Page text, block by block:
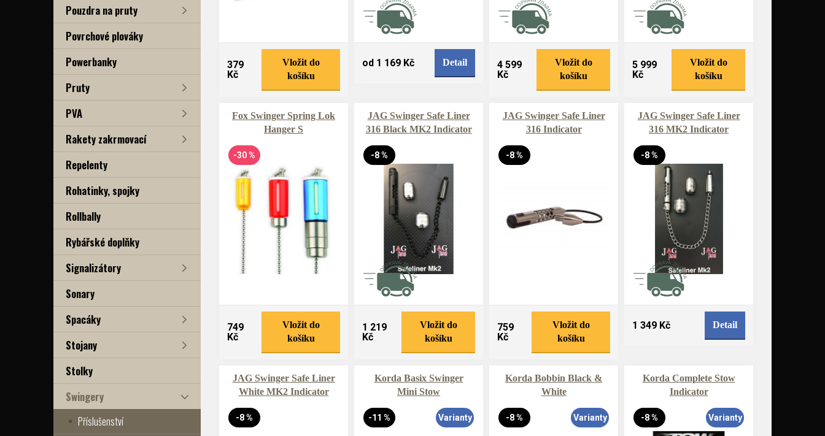
Pouzdra na pruty
Povrchové plováky
Powerbanky
Pruty
PVA
Rakety zakrmovací
Repelenty
Rohatinky, spojky
Rollbally
Rybářské doplňky
Signalizátory
Sonary
Spacáky
Stojany
Stolky
Swingery
Příslušenství
379
Kč
Vložit do
košíku
od 1 169 Kč Detail
4 599
Kč
Vložit do
košíku
5 999
Kč
Vložit do
košíku
Fox Swinger Spring Lok
Hanger S
-30 %
749
Kč
Vložit do
košíku
JAG Swinger Safe Liner
316 Black MK2 Indicator
-8 %
1 219
Kč
Vložit do
košíku
JAG Swinger Safe Liner
316 Indicator
-8 %
759
Kč
Vložit do
košíku
JAG Swinger Safe Liner
316 MK2 Indicator
-8 %
1 349 Kč Detail
JAG Swinger Safe Liner
White MK2 Indicator
-8 %
Korda Basix Swinger
Mini Stow
-11 % Varianty
Korda Bobbin Black &
White
-8 % Varianty
Korda Complete Stow
Indicator
-8 % Varianty